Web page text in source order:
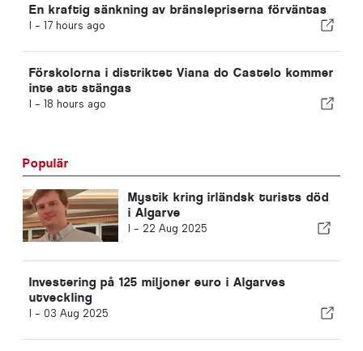
En kraftig sänkning av bränslepriserna förväntas
I - 17 hours ago
Förskolorna i distriktet Viana do Castelo kommer
inte att stängas
I - 18 hours ago
Populär
Mystik kring irländsk turists död
i Algarve
I - 22 Aug 2025
Investering på 125 miljoner euro i Algarves
utveckling
I - 03 Aug 2025